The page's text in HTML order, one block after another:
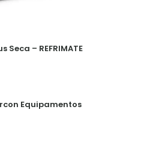
– REFRIMATE
Equipamentos